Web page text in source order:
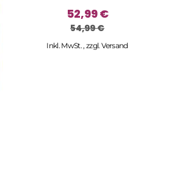
52,99 €
54,99 €
Inkl. MwSt. ,zzgl.Versand